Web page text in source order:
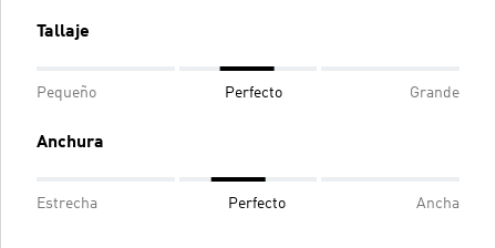
Tallaje
Pequeño Perfecto Grande
Anchura
Estrecha Perfecto Ancha